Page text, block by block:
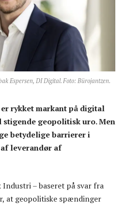
Espersen, DI Digital. Foto: Bürojantzen.
rykket markant på digital
geopolitisk uro. Men
betydelige barrierer i
leverandør af
Industri – baseret på svar fra
at geopolitiske spændinger